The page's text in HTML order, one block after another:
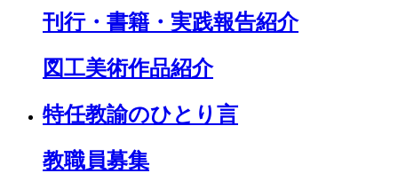
刊行・書籍・実践報告紹介
図工美術作品紹介
特任教諭のひとり言
教職員募集